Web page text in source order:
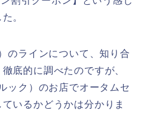
。
のラインについて、知り合
底的に調べたのですが、
ック）のお店でオータムセ
いるかどうかは分かりま